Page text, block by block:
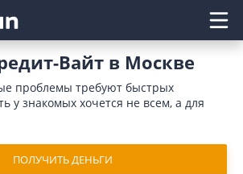
Вайт в Москве
проблемы требуют быстрых
у знакомых хочется не всем, а для
время и значительный
кредитная история.
является микрозайм в Кредит-Вайт
ПОЛУЧИТЬ ДЕНЬГИ